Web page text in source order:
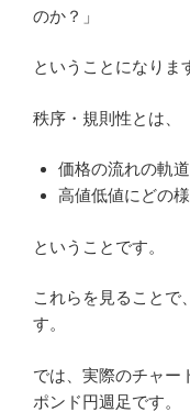
のか？」
ということになりま
秩序・規則性とは、
価格の流れの軌
高値低値にどの
ということです。
これらを見ることで
す。
では、実際のチャー
ポンド円週足です。